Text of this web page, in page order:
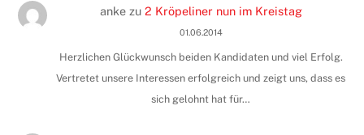
ankezu 2 Kröpeliner nun im Kreistag
01.06.2014
Herzlichen Glückwunsch beiden Kandidaten und viel Erfolg.
Vertretet unsere Interessen erfolgreich und zeigt uns, dass es
sich gelohnt hat für…